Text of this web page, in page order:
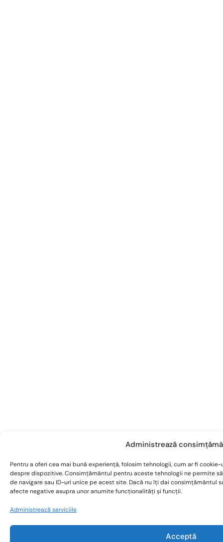
Administrează
Pentru a oferi cea mai bună experiență, folosim tehnologii, cum ar fi
despre dispozitive. Consimțământul pentru aceste tehnologii ne permite
de navigare sau ID-uri unice pe acest site. Dacă nu îți dai consimțământul
afecte negative asupra unor anumite funcționalități și funcții.
Administrează serviciile
Acceptă